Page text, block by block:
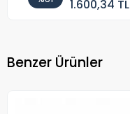
1.600,34 TL
Benzer Ürünler